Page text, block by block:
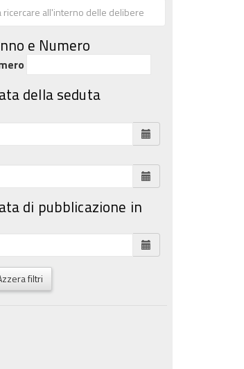
e Numero
della seduta
di pubblicazione in
filtri